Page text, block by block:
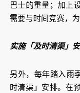
巴士的重量；加上
需要与时间竞赛，
实施「及时清渠」
另外，每年踏入雨
时清渠」安排。在